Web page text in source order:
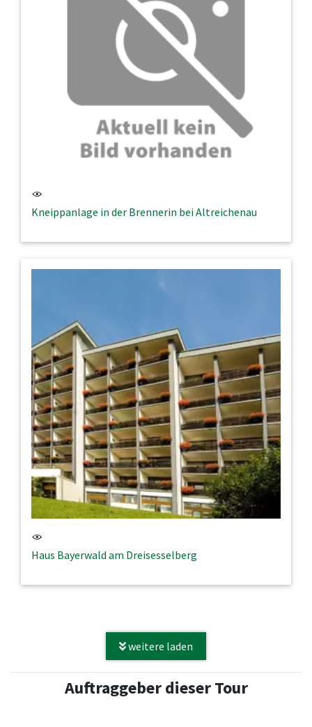
Kneippanlage in der Brennerin bei Altreichenau
Haus Bayerwald am Dreisesselberg
weitere laden
Auftraggeber dieser Tour